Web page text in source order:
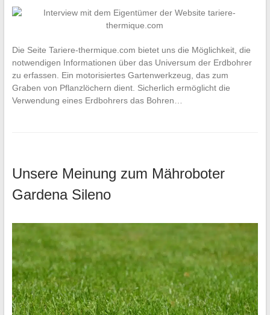
Die Seite Tariere-thermique.com bietet uns die Möglichkeit, die
notwendigen Informationen über das Universum der Erdbohrer
zu erfassen. Ein motorisiertes Gartenwerkzeug, das zum
Graben von Pflanzlöchern dient. Sicherlich ermöglicht die
Verwendung eines Erdbohrers das Bohren…
Unsere Meinung zum Mähroboter
Gardena Sileno